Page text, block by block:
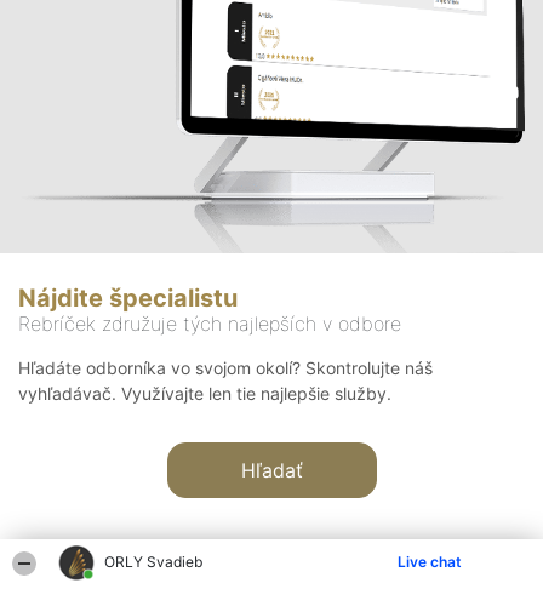
ORLY Svadieb Live chat
Nájdite špecialistu
Rebríček združuje tých najlepších v odbore
Hľadáte odborníka vo svojom okolí? Skontrolujte náš
vyhľadávač. Využívajte len tie najlepšie služby.
Hľadať